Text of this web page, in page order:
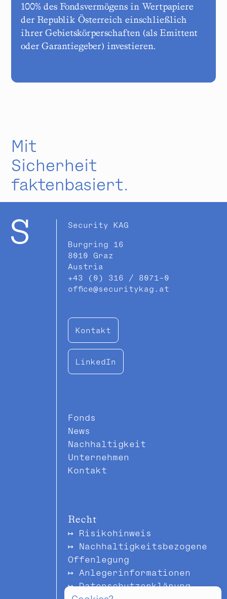
100% des Fondsvermögens in Wertpapiere
der Republik Österreich einschließlich
ihrer Gebietskörperschaften (als Emittent
oder Garantiegeber) investieren.
Mit
Sicherheit
faktenbasiert.
Security KAG
Burgring 16
8010 Graz
Austria
+43 (0) 316 / 8071-0
office@securitykag.at
Kontakt
LinkedIn
Fonds
News
Nachhaltigkeit
Unternehmen
Kontakt
Recht
Risikohinweis
Nachhaltigkeitsbezogene
Offenlegung
Anlegerinformationen
Datenschutzerklärung